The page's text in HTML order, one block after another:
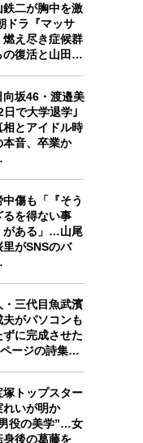
鉄二が胸中を激
ドラ『マッサ
燃え尽き症候群
の復活と山田…
向坂46・渡邉美
日で大学退学｣
相とアイドル時
本音、卒業か
中傷も「『そう
るを得ない事
がある」…山尾
里がSNSのバ
・三代目魚武濱
夫がパソコンも
ずに完成させた
ージの詩集…
塚トップスター
れいが明か
役の美学”…女
身後の葛藤を